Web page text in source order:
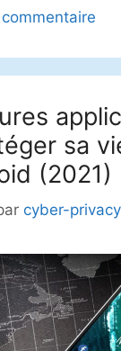
sa
(2021)
cyber-